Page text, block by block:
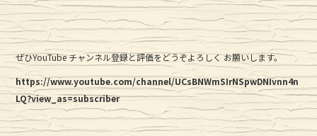
ぜひYouTube チャンネル登録と評価をどうぞよろしく お願いします。
https://www.youtube.com/channel/UCsBNWmSIrNSpwDNIvnn4n
LQ?view_as=subscriber